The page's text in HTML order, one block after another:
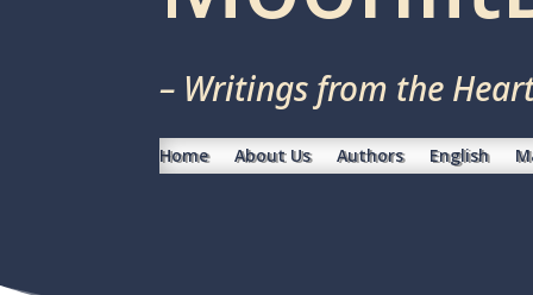
– Writings from the
Home About Us Authors English